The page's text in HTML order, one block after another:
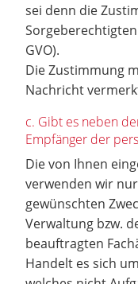
sei denn die
GVO).
Die Zustimmung
Nachricht
c. Gibt es neben
Empfänger der
Die von Ihnen
verwenden wir
gewünschten
Verwaltung bzw.
beauftragten
Handelt es sich